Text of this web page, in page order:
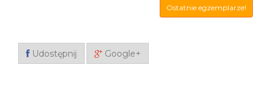
Ostatnie egzemplarze!
Udostępnij Google+